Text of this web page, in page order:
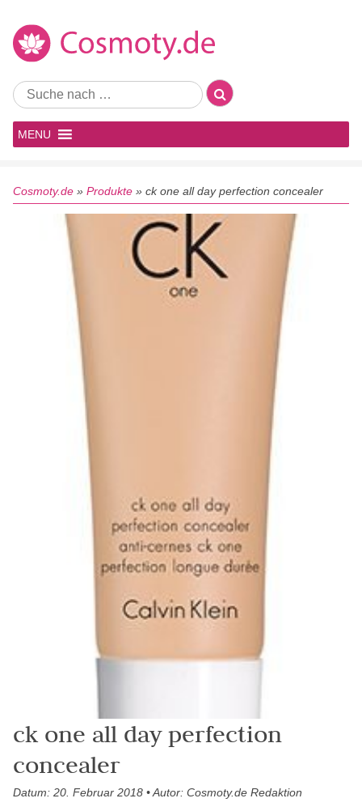
MENU
Cosmoty.de » Produkte » ck one all day perfection concealer
ck one all day perfection
concealer
Datum: 20. Februar 2018 • Autor: Cosmoty.de Redaktion